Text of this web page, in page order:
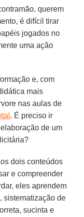
querem
é difícil tirar
jogados no
uma ação
e, com
mais
nas aulas de
. É preciso ir
de um
dois conteúdos
e compreender
eles aprendem
sistematização de
sucinta e